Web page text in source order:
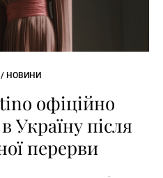
НОВИНИ
офіційно
Україну після
перерви